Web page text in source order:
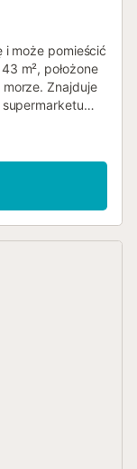
i może pomieścić
m², położone
Znajduje
gości jest
samym